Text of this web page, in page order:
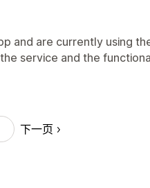
and are currently using
service and the
下一页